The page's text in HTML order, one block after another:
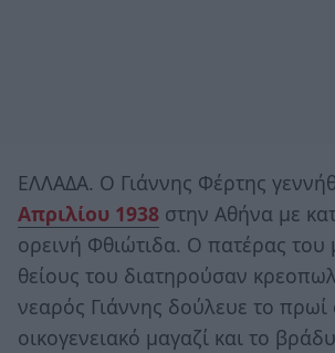
ΕΛΛΑΔΑ. Ο Γιάννης Φέρτης
Απριλίου 1938 στην Αθήνα με
ορεινή Φθιώτιδα. Ο πατέρας του
θείους του διατηρούσαν
νεαρός Γιάννης δούλευε το πρωί
οικογενειακό μαγαζί και το